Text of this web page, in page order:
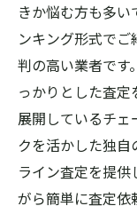
きか悩む方も多
ンキング形式で
判の高い業者です
っかりとした査
展開しているチェ
クを活かした独
ライン査定を提
がら簡単に査定依